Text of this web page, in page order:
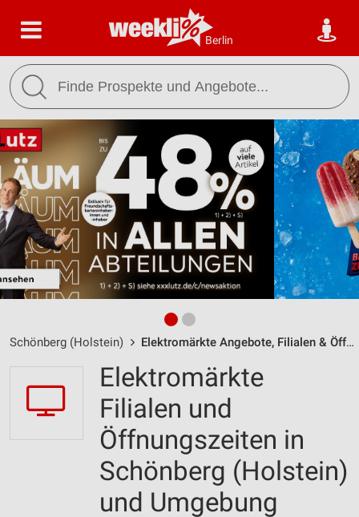
Berlin
Schönberg (Holstein) Elektromärkte Angebote, Filialen & Öffnungszeiten
Elektromärkte
Filialen und
Öffnungszeiten in
Schönberg (Holstein)
und Umgebung